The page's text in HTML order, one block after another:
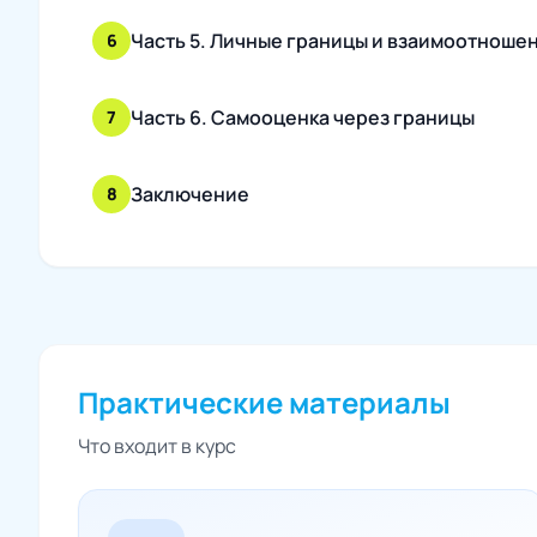
6 Часть 5. Личные границы и
7 Часть 6. Самооценка через границы
8 Заключение
Практические материалы
Что входит в курс